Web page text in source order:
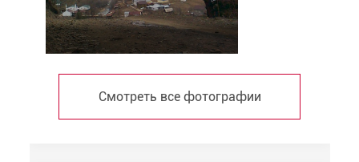
Смотреть все фотографии